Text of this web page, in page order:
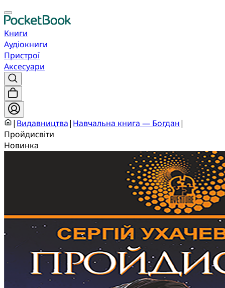
Книги
Аудіокниги
Пристрої
Аксесуари
| Видавництва| Навчальна книга — Богдан|
Пройдисвіти
Новинка